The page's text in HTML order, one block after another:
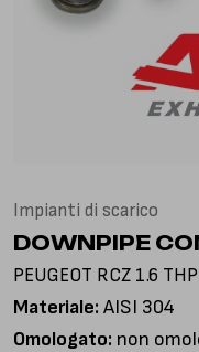
Via Gioacchino Rossini, 18
25050 Pian Camuno BS,
Impianti di scarico
DOWNPIPE
PEUGEOT RCZ 1.6
Materiale: AISI 304
Omologato: non